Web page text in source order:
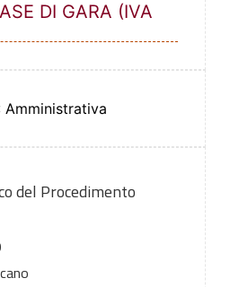
DI GARA (IVA
Amministrativa
del Procedimento